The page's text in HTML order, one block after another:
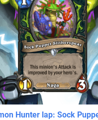
Hunter lap: Sock